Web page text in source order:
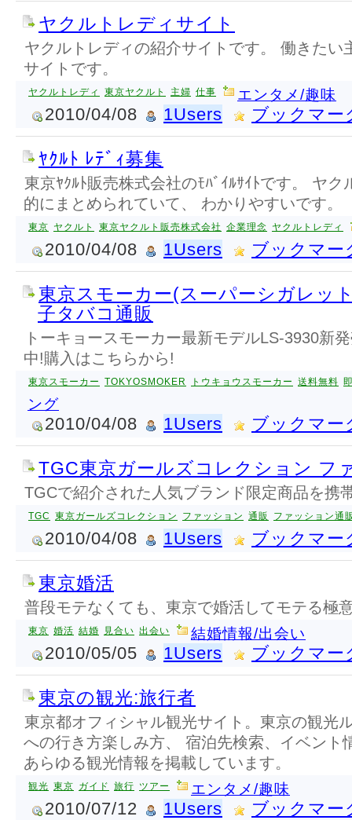
ヤクルトレディサイト
ヤクルトレディの紹介サイトです。 働きたい
サイトです。
ヤクルトレディ 東京ヤクルト 主婦 仕事 エンタメ/趣味
2010/04/08 1Users ブックマー
ﾔｸﾙﾄ ﾚﾃﾞｨ募集
東京ﾔｸﾙﾄ販売株式会社のﾓﾊﾞｲﾙｻｲﾄです。 ヤ
的にまとめられていて、 わかりやすいです。
東京 ヤクルト 東京ヤクルト販売株式会社 企業理念 ヤクルトレディ
2010/04/08 1Users ブックマー
東京スモーカー(スーパーシガレッ
子タバコ通販
トーキョースモーカー最新モデルLS-3930新
中!購入はこちらから!
東京スモーカー TOKYOSMOKER トウキョウスモーカー 送料無料
ング
2010/04/08 1Users ブックマー
TGC東京ガールズコレクション フ
TGCで紹介された人気ブランド限定商品を携
TGC 東京ガールズコレクション ファッション 通販 ファッション通
2010/04/08 1Users ブックマー
東京婚活
普段モテなくても、東京で婚活してモテる極
東京 婚活 結婚 見合い 出会い 結婚情報/出会い
2010/05/05 1Users ブックマー
東京の観光:旅行者
東京都オフィシャル観光サイト。東京の観光
への行き方楽しみ方、 宿泊先検索、イベント
あらゆる観光情報を掲載しています。
観光 東京 ガイド 旅行 ツアー エンタメ/趣味
2010/07/12 1Users ブックマー